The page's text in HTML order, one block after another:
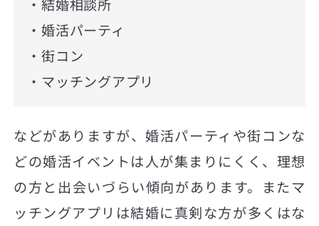
・結婚相談所
・婚活パーティ
・街コン
・マッチングアプリ
などがありますが、婚活パーティや街コンな
どの婚活イベントは人が集まりにくく、理想
の方と出会いづらい傾向があります。またマ
ッチングアプリは結婚に真剣な方が多くはな